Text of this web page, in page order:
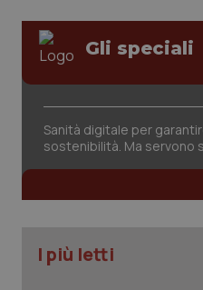
Gli speciali
Sanità digitale per
sostenibilità. Ma servono
I più letti
tracking-enable
tracking-sites-ironfish-
session-id